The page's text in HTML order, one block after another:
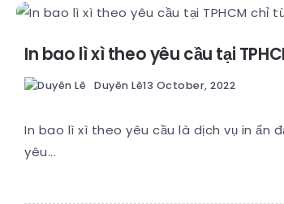
In bao lì xì theo yêu cầu tại
Duyên Lê13 October, 2022
In bao lì xì theo yêu cầu là dịch vụ in ấn
yêu...